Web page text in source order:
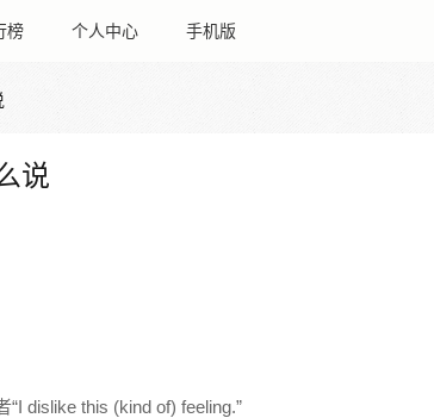
榜 个人中心 手机版
说
“I dislike this (kind of) feeling.”